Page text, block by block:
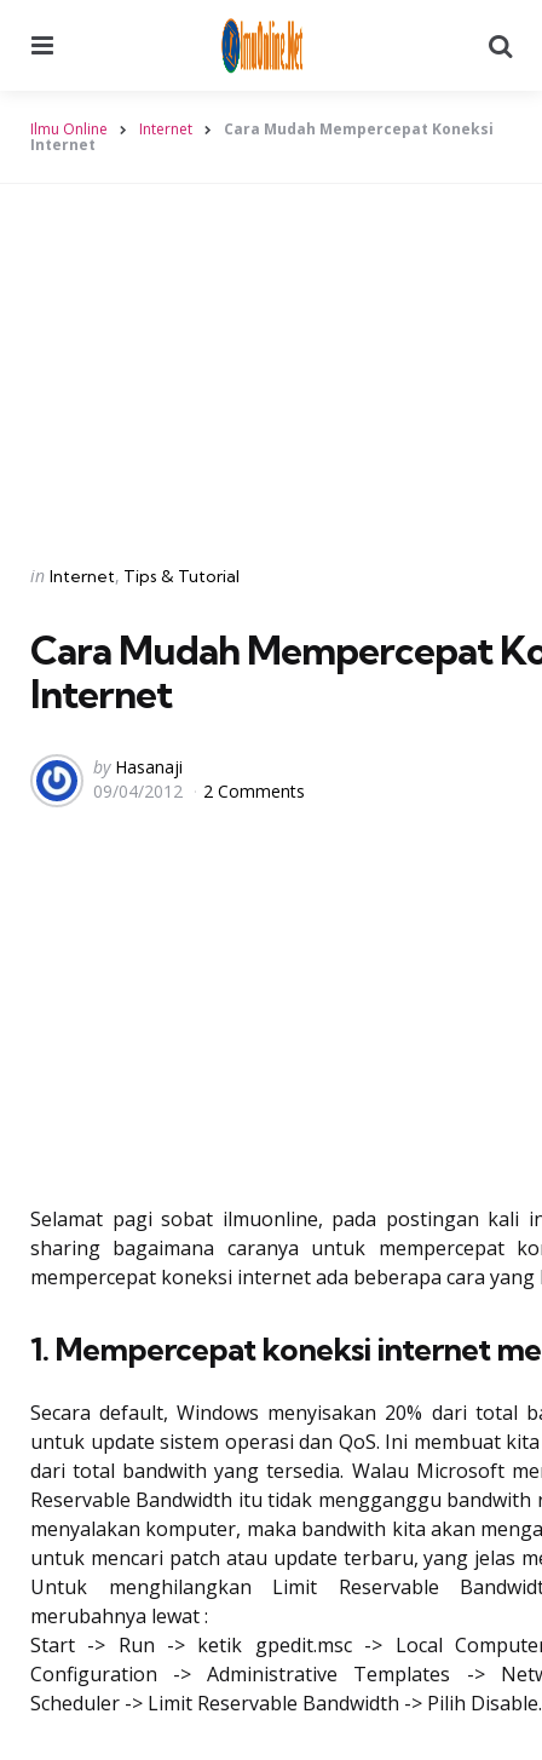
Ilmu Online Internet Cara Mudah Mempercepat Koneksi
Internet
Categories
Posted
in Internet Tips & Tutorial
Cara Mudah Mempercepat
Internet
Posted
by
by Hasanaji
09/04/2012
2 Comments
Selamat pagi sobat ilmuonline, pada postingan kali
sharing bagaimana caranya untuk mempercepat
mempercepat koneksi internet ada beberapa cara
1. Mempercepat koneksi internet
Secara default, Windows menyisakan 20% dari total
untuk update sistem operasi dan QoS. Ini membuat kita
dari total bandwith yang tersedia. Walau Microsoft
Reservable Bandwidth itu tidak mengganggu bandwith
menyalakan komputer, maka bandwith kita akan
untuk mencari patch atau update terbaru, yang jelas
Untuk menghilangkan Limit Reservable
merubahnya lewat :
Start -> Run -> ketik gpedit.msc -> Local
Configuration -> Administrative Templates ->
Scheduler -> Limit Reservable Bandwidth -> Pilih Disable.